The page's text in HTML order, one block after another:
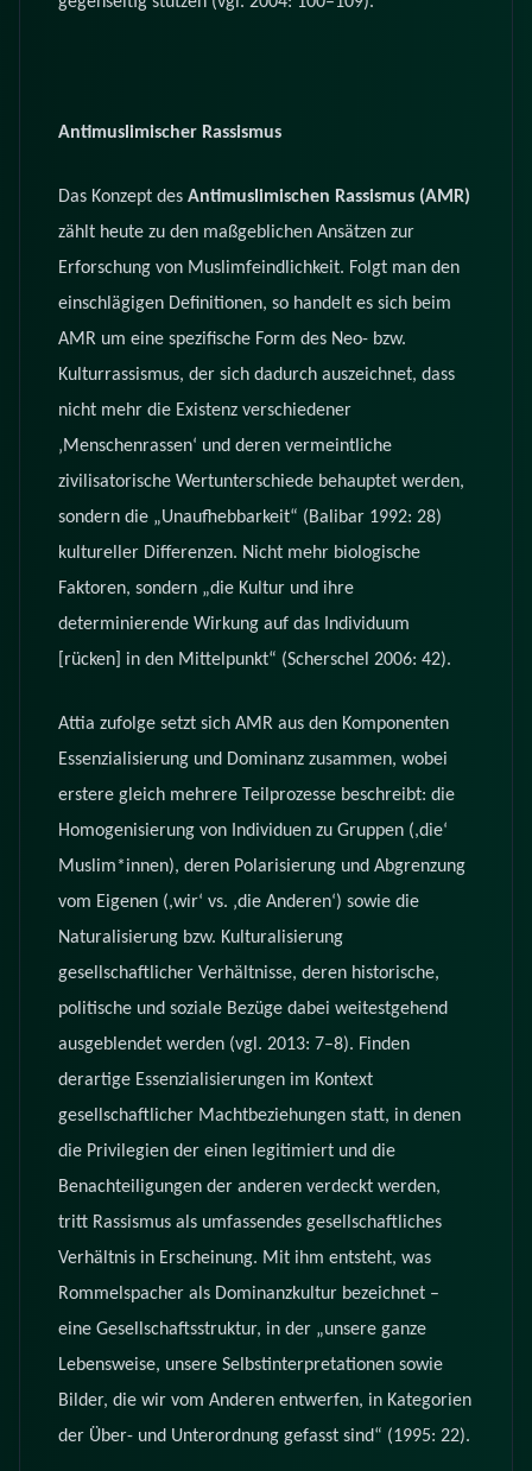
Antimuslimischer Rassismus
Das Konzept des Antimuslimischen Rassismus (AMR)
zählt heute zu den maßgeblichen Ansätzen zur
Erforschung von Muslimfeindlichkeit. Folgt man den
einschlägigen Definitionen, so handelt es sich beim
AMR um eine spezifische Form des Neo- bzw.
Kulturrassismus, der sich dadurch auszeichnet, dass
nicht mehr die Existenz verschiedener
‚Menschenrassen‘ und deren vermeintliche
zivilisatorische Wertunterschiede behauptet werden,
sondern die „Unaufhebbarkeit“ (Balibar 1992: 28)
kultureller Differenzen. Nicht mehr biologische
Faktoren, sondern „die Kultur und ihre
determinierende Wirkung auf das Individuum
[rücken] in den Mittelpunkt“ (Scherschel 2006: 42).
Attia zufolge setzt sich AMR aus den Komponenten
Essenzialisierung und Dominanz zusammen, wobei
erstere gleich mehrere Teilprozesse beschreibt: die
Homogenisierung von Individuen zu Gruppen (,die‘
Muslim*innen), deren Polarisierung und Abgrenzung
vom Eigenen (,wir‘ vs. ‚die Anderen‘) sowie die
Naturalisierung bzw. Kulturalisierung
gesellschaftlicher Verhältnisse, deren historische,
politische und soziale Bezüge dabei weitestgehend
ausgeblendet werden (vgl. 2013: 7–8). Finden
derartige Essenzialisierungen im Kontext
gesellschaftlicher Machtbeziehungen statt, in denen
die Privilegien der einen legitimiert und die
Benachteiligungen der anderen verdeckt werden,
tritt Rassismus als umfassendes gesellschaftliches
Verhältnis in Erscheinung. Mit ihm entsteht, was
Rommelspacher als Dominanzkultur bezeichnet –
eine Gesellschaftsstruktur, in der „unsere ganze
Lebensweise, unsere Selbstinterpretationen sowie
Bilder, die wir vom Anderen entwerfen, in Kategorien
der Über- und Unterordnung gefasst sind“ (1995: 22).